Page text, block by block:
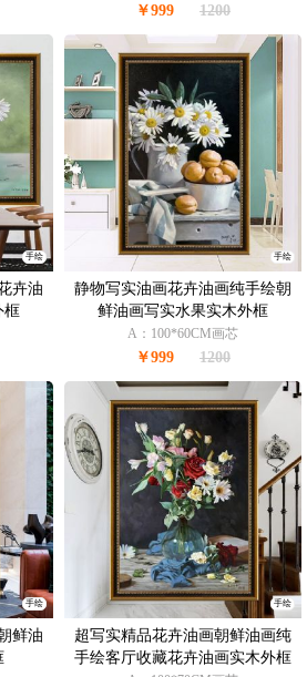
￥999 1200
手绘
卉油
框
手绘
静物写实油画花卉油画纯手绘朝
鲜油画写实水果实木外框
A：100*60CM画芯
￥999 1200
手绘
鲜油
手绘
超写实精品花卉油画朝鲜油画纯
手绘客厅收藏花卉油画实木外框